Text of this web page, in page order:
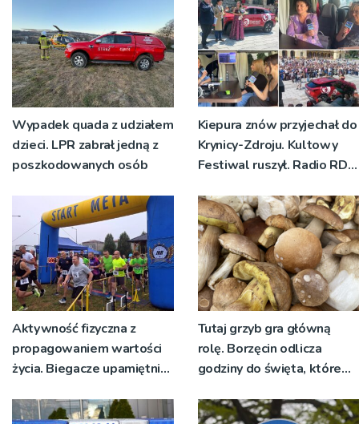
Wypadek quada z udziałem
dzieci. LPR zabrał jedną z
poszkodowanych osób
Kiepura znów przyjechał do
Krynicy-Zdroju. Kultowy
Festiwal ruszył. Radio RDN
żywo [ZDJĘCIA]
Aktywność fizyczna z
propagowaniem wartości
życia. Biegacze upamiętnili
Tutaj grzyb gra główną
rolę. Borzęcin odlicza
godziny do święta, które
pokoleń